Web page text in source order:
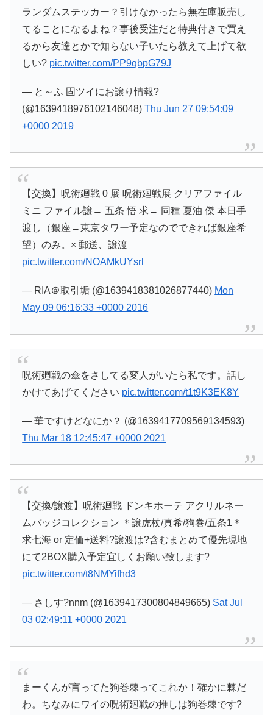
ランダムステッカー？引けなかったら無在庫販売し
てることになるよね？事後受注だと特典付きで買え
るから友達とかで知らない子いたら教えて上げて欲
しい? pic.twitter.com/PP9qbpG79J
— と～ふ 固ツイにお譲り情報?
(@1639418976102146048)Thu Jun 27 09:54:09
+0000 2019
【交換】呪術廻戦 0 展 呪術廻戦展 クリアファイル
ミニ ファイル譲→ 五条 悟 求→ 同種 夏油 傑 本日手
渡し（銀座→東京タワー予定なのでできれば銀座希
望）のみ。× 郵送、譲渡
pic.twitter.com/NOAMkUYsrl
— RIA＠取引垢 (@1639418381026877440) Mon
May 09 06:16:33 +0000 2016
呪術廻戦の傘をさしてる変人がいたら私です。話し
かけてあげてください pic.twitter.com/t1t9K3EK8Y
— 華ですけどなにか？ (@1639417709569134593)
Thu Mar 18 12:45:47 +0000 2021
【交換/譲渡】呪術廻戦 ドンキホーテ アクリルネー
ムバッジコレクション ＊譲虎杖/真希/狗巻/五条1＊
求七海 or 定価+送料?譲渡は?含むまとめて優先現地
にて2BOX購入予定宜しくお願い致します?
pic.twitter.com/t8NMYifhd3
— さしす?nnm (@1639417300804849665) Sat Jul
03 02:49:11 +0000 2021
まーくんが言ってた狗巻棘ってこれか！確かに棘だ
わ。ちなみにワイの呪術廻戦の推しは狗巻棘です?